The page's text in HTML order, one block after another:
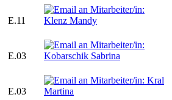
E.11
E.03
E.03